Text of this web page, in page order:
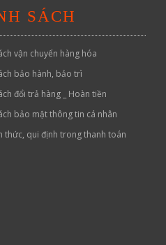
SÁCH
vận chuyển hàng hóa
bảo hành, bảo trì
đổi trả hàng _ Hoàn tiền
bảo mật thông tin cá nhân
thức, qui định trong thanh toán